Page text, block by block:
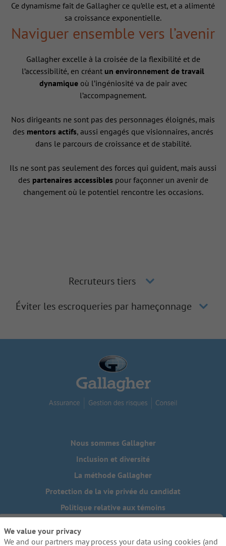
Ce dynamisme fait de Gallagher ce qu’elle est, et a alimenté
sa croissance exponentielle.
Naviguer ensemble vers l’avenir
Gallagher excelle à la croisée de la flexibilité et de
l’accessibilité, en créant un environnement de travail
dynamique où l’ingéniosité va de pair avec
l’accompagnement.
Nos dirigeants ne sont pas des personnages éloignés, mais
des mentors actifs, aussi engagés que visionnaires, ancrés
dans le parcours de croissance et de stabilité.
Ils ne sont pas seulement des forces qui guident, mais aussi
des partenaires accessiblespour façonner un avenir de
changement où le potentiel rencontre les occasions.
Recruteurs tiers
Éviter les escroqueries par hameçonnage
Nous sommes Gallagher
Inclusion et diversité
La méthode Gallagher
Protection de la vie privée du candidat
Politique relative aux témoins
Besoin de mesures d'adaptation raisonnables pour
We value your privacy
We and our partners may process your data using cookies (and